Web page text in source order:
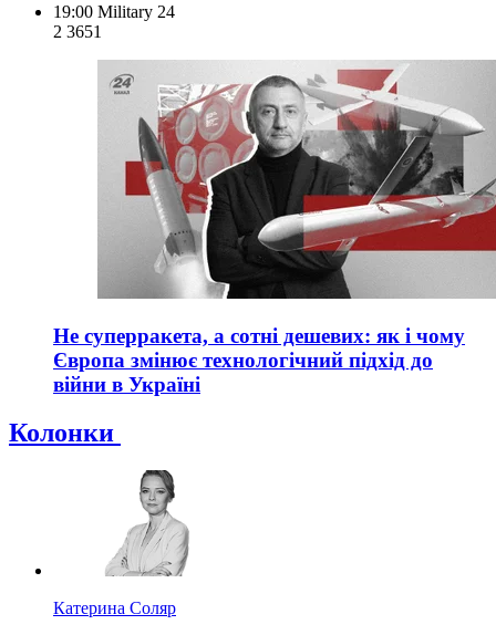
19:00 Military 24
2 3651
Не суперракета, а сотні дешевих: як і чому
Європа змінює технологічний підхід до
війни в Україні
Колонки
Катерина Соляр